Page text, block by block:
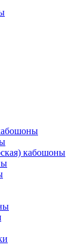
кабошоны